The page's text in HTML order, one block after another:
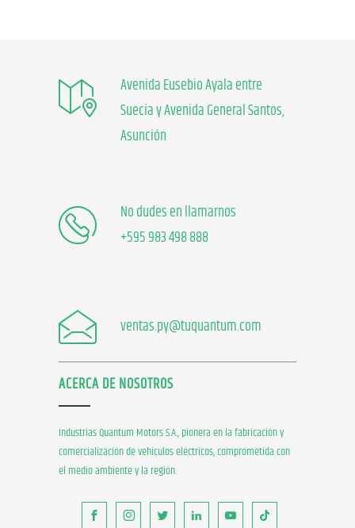
Avenida Eusebio Ayala entre
Suecia y Avenida General Santos,
Asunción
No dudes en llamarnos
+595 983 498 888
ventas.py@tuquantum.com
ACERCA DE NOSOTROS
Industrias Quantum Motors S.A., pionera en la fabricación y
comercialización de vehículos eléctricos, comprometida con
el medio ambiente y la región.